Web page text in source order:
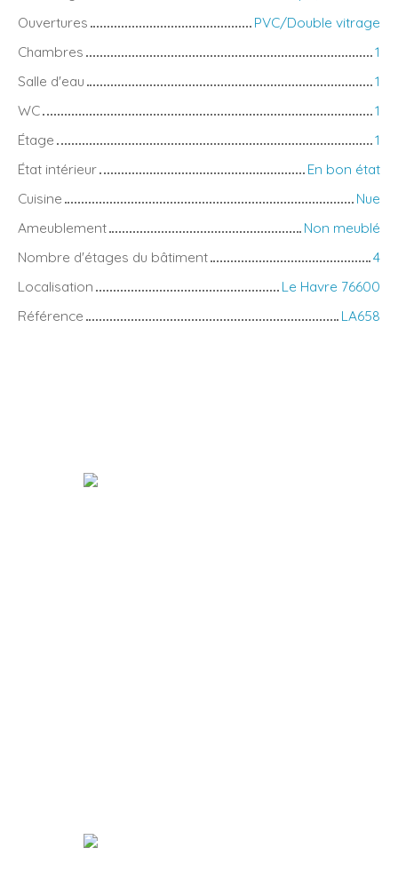
Ouvertures
PVC/Double vitrage
Chambres
1
Salle d'eau
1
WC
1
Étage
1
État intérieur
En bon état
Cuisine
Nue
Ameublement
Non meublé
Nombre d'étages du bâtiment
4
Localisation
Le Havre 76600
Référence
LA658